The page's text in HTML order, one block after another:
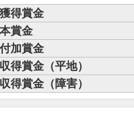
獲得賞金
本賞金
付加賞金
収得賞金（平地）
収得賞金（障害）